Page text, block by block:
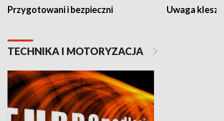
Przygotowani i bezpieczni Uwaga
TECHNIKA I MOTORYZACJA